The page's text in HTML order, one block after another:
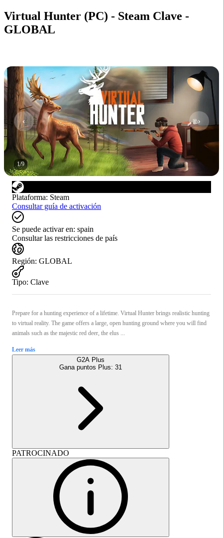
Virtual Hunter (PC) - Steam Clave -
GLOBAL
1/9
Plataforma: Steam
Consultar guía de activación
Se puede activar en: spain
Consultar las restricciones de país
Región: GLOBAL
Tipo: Clave
Prepare for a hunting experience of a lifetime. Virtual Hunter brings realistic hunting
to virtual reality. The game offers a large, open hunting ground where you will find
animals such as the majestic red deer, the elus ...
Leer más
G2A Plus
Gana puntos Plus: 31
PATROCINADO